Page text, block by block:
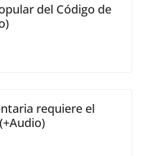
del Código de
requiere el